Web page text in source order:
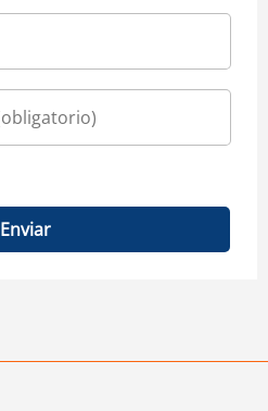
Enviar